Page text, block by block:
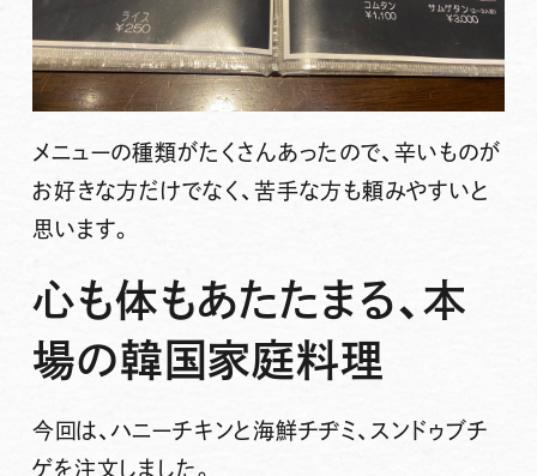
メニューの種類がたくさんあったので、辛いものが
お好きな方だけでなく、苦手な方も頼みやすいと
思います。
心も体もあたたまる、本
場の韓国家庭料理
今回は、ハニーチキンと海鮮チヂミ、スンドゥブチ
ゲを注文しました。